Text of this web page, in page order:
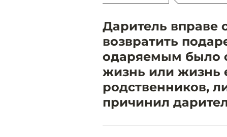
Даритель вправе
возвратить
одаряемым было
жизнь или жизнь
родственников,
причинил